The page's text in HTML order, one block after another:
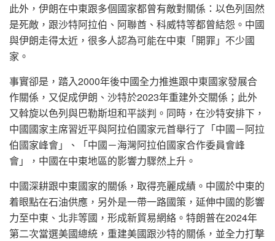
此外，伊朗在中東跟多個國家都曾有敵對關係：以色列固然
是死敵，跟沙特阿拉伯、阿聯酋、科威特等都曾結怨。中國
與伊朗走得太近，很多人認為可能在中東「開罪」不少國
家。
事實卻是，踏入2000年後中國全力推進跟中東國家發展合
作關係，又促成伊朗、沙特於2023年重建外交關係；此外
又斡旋以色列與巴勒斯坦和平談判。同時，在沙特安排下，
中國國家主席習近平與阿拉伯國家元首舉行了「中國－阿拉
伯國家峰會」、「中國－海灣阿拉伯國家合作委員會峰
會」，中國在中東地區的影響力驟然上升。
中國深耕跟中東國家的關係，取得亮麗成績。中國於中東的
着眼點在石油供應，另外是一帶一路國策，延伸中國的影響
力至中東、北非等國，形成新貿易網絡。特朗普在2024年
第二次當選美國總統，重建美國跟沙特的關係，並全力打擊